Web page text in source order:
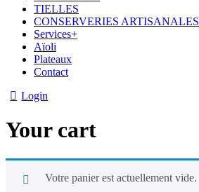
TIELLES
CONSERVERIES ARTISANALES
Services+
Aïoli
Plateaux
Contact
Login
Your cart
Votre panier est actuellement vide.